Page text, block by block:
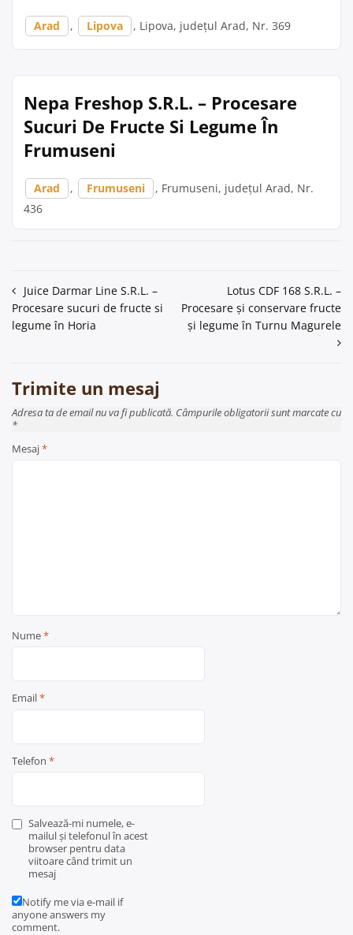
Arad , Lipova , Lipova, județul Arad, Nr. 369
Nepa Freshop S.R.L. – Procesare
Sucuri De Fructe Si Legume În
Frumuseni
Arad , Frumuseni
, Frumuseni, județul Arad, Nr.
436
Navigare
în
Juice Darmar Line S.R.L. –
Procesare sucuri de fructe si
legume în Horia
Lotus CDF 168 S.R.L. –
Procesare și conservare fructe
și legume în Turnu Magurele
Trimite un mesaj
Adresa ta de email nu va fi publicată. Câmpurile obligatorii sunt marcate cu
*
Mesaj*
Nume*
Email*
Telefon *
Salvează-mi numele, e-
mailul și telefonul în acest
browser pentru data
viitoare când trimit un
mesaj
Notify me via e-mail if
anyone answers my
comment.